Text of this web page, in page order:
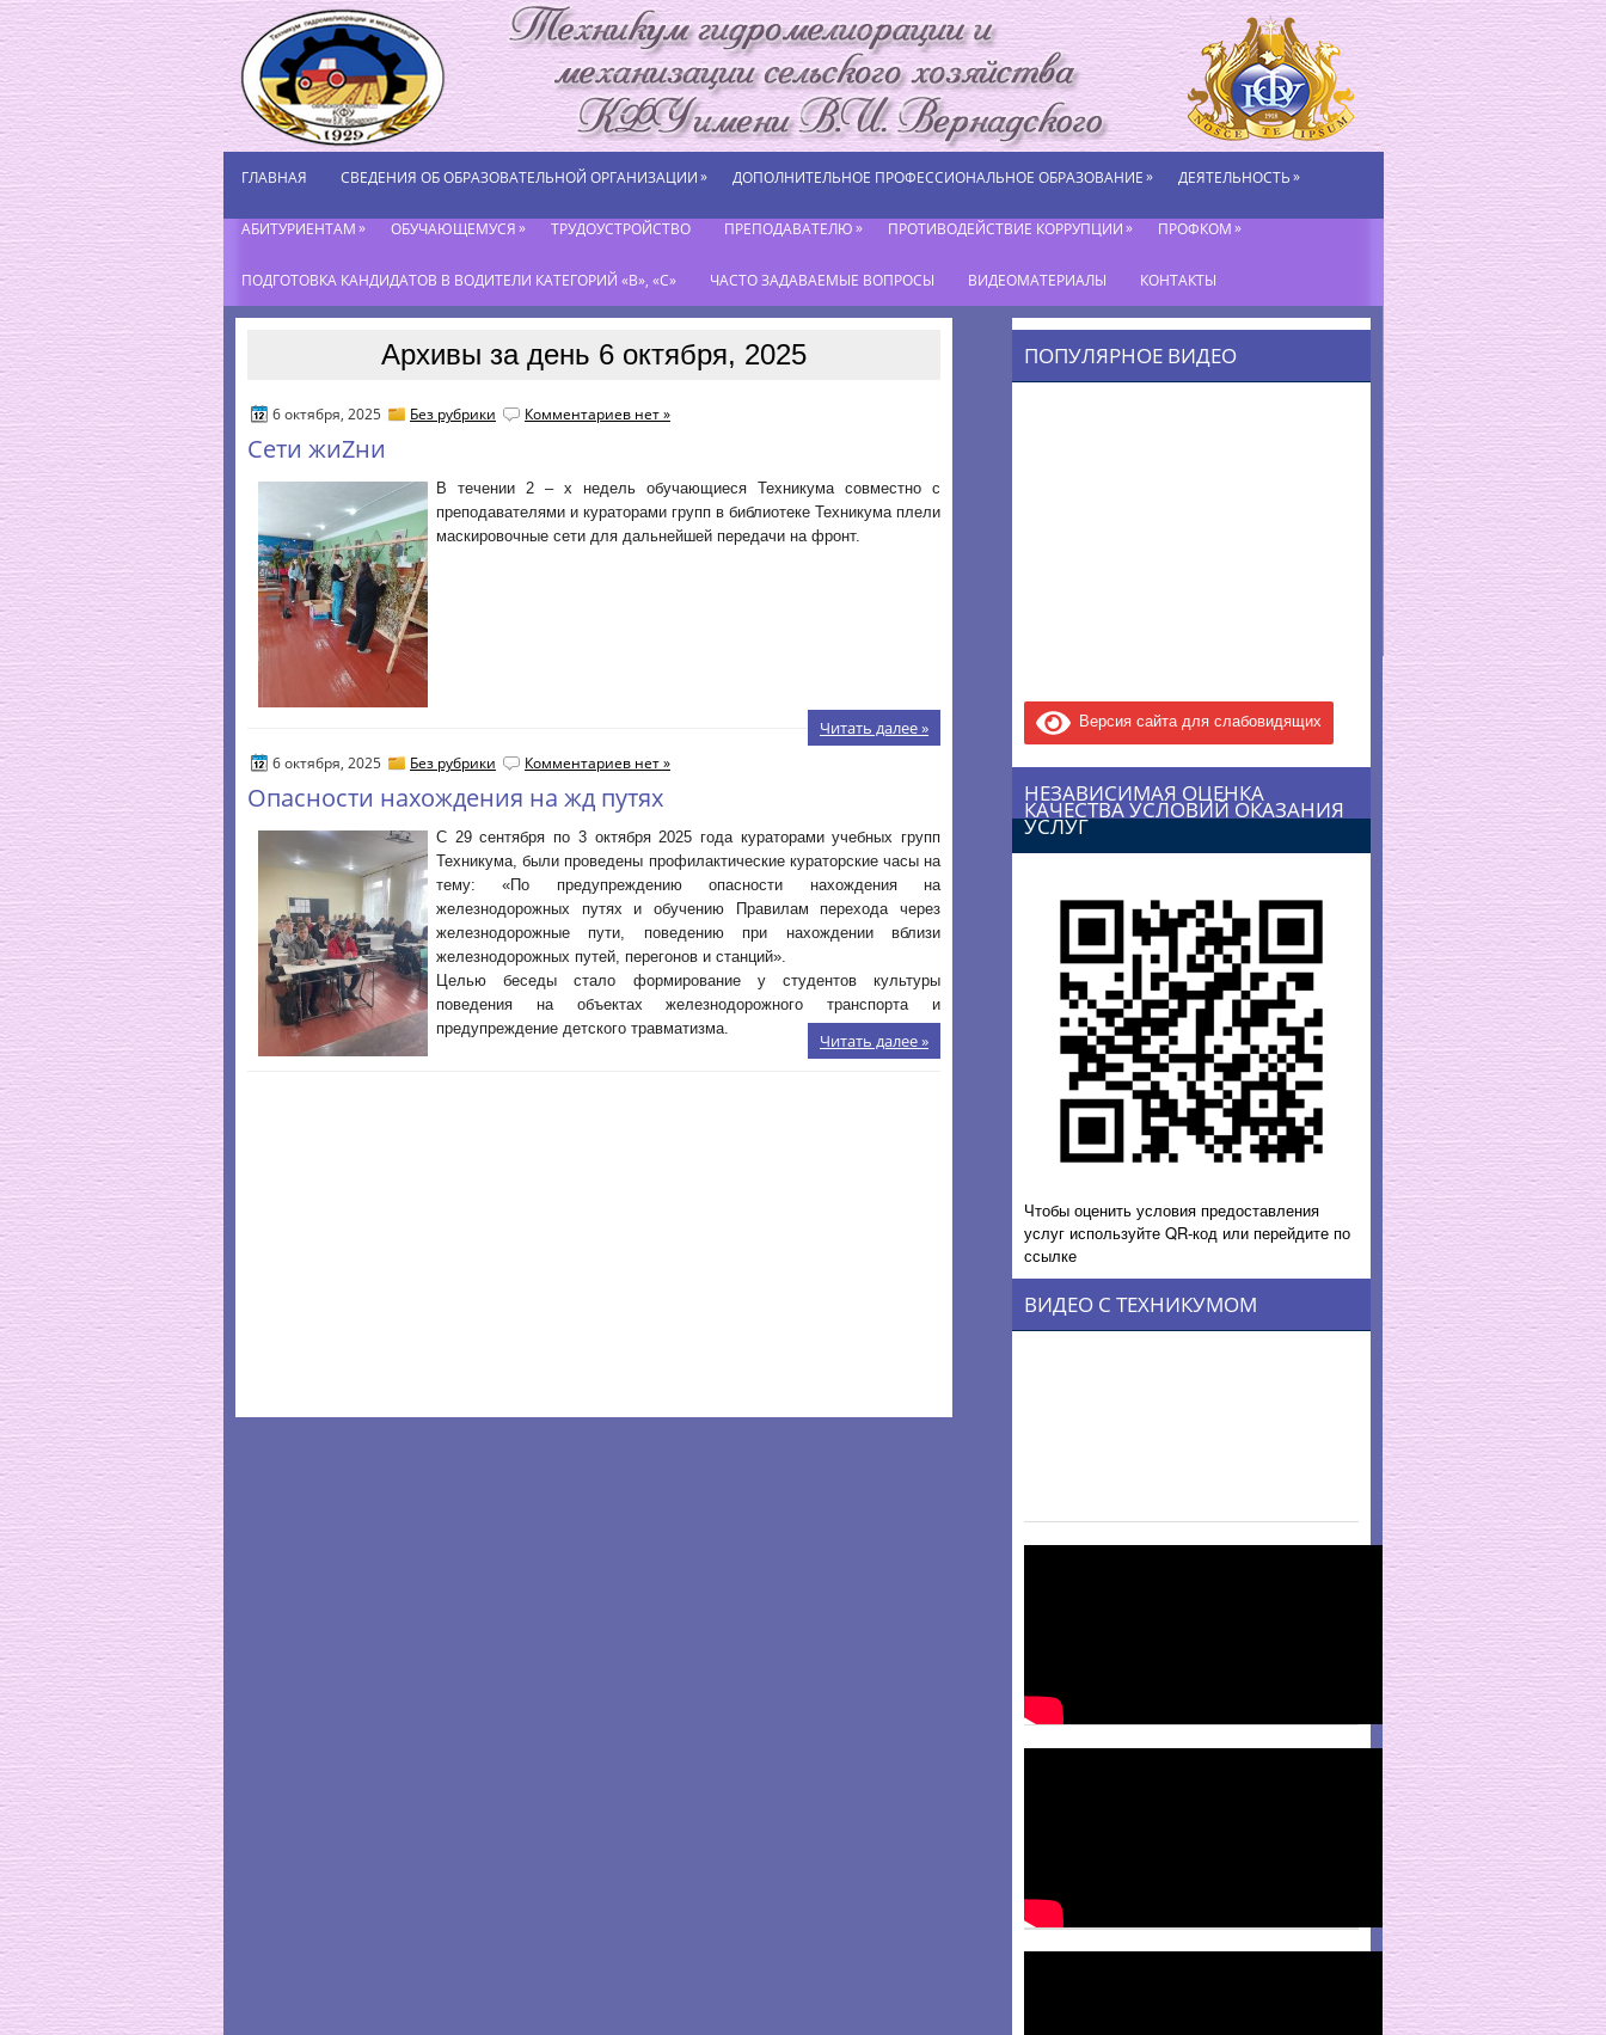
ГЛАВНАЯ СВЕДЕНИЯ ОБ ОБРАЗОВАТЕЛЬНОЙ ОРГАНИЗАЦИИ» ДОПОЛНИТЕЛЬНОЕ ПРОФЕССИОНАЛЬНОЕ ОБРАЗОВАНИЕ» ДЕЯТЕЛЬНОСТЬ»
АБИТУРИЕНТАМ» ОБУЧАЮЩЕМУСЯ» ТРУДОУСТРОЙСТВО ПРЕПОДАВАТЕЛЮ» ПРОТИВОДЕЙСТВИЕ КОРРУПЦИИ» ПРОФКОМ»
ПОДГОТОВКА КАНДИДАТОВ В ВОДИТЕЛИ КАТЕГОРИЙ «В», «С» ЧАСТО ЗАДАВАЕМЫЕ ВОПРОСЫ ВИДЕОМАТЕРИАЛЫ КОНТАКТЫ
Архивы за день 6 октября, 2025
6 октября, 2025 Без рубрики Комментариев нет »
Сети жиZни
В течении 2 – х недель обучающиеся Техникума совместно с
преподавателями и кураторами групп в библиотеке Техникума плели
маскировочные сети для дальнейшей передачи на фронт.
Читать далее »
6 октября, 2025 Без рубрики Комментариев нет »
Опасности нахождения на жд путях
С 29 сентября по 3 октября 2025 года кураторами учебных групп
Техникума, были проведены профилактические кураторские часы на
тему: «По предупреждению опасности нахождения на
железнодорожных путях и обучению Правилам перехода через
железнодорожные пути, поведению при нахождении вблизи
железнодорожных путей, перегонов и станций».
Целью беседы стало формирование у студентов культуры
поведения на объектах железнодорожного транспорта и
предупреждение детского травматизма.
Читать далее »
ПОПУЛЯРНОЕ ВИДЕО
Версия сайта для слабовидящих
НЕЗАВИСИМАЯ ОЦЕНКА
КАЧЕСТВА УСЛОВИЙ ОКАЗАНИЯ
УСЛУГ
Чтобы оценить условия предоставления
услуг используйте QR-код или перейдите по
ссылке
ВИДЕО С ТЕХНИКУМОМ